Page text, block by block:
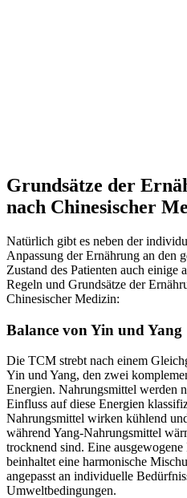
Grundsätze der
nach Chinesischer
Natürlich gibt es neben der
Anpassung der Ernährung an den
Zustand des Patienten auch einige
Regeln und Grundsätze der
Chinesischer Medizin:
Balance von Yin und Yang
Die TCM strebt nach einem
Yin und Yang, den zwei
Energien. Nahrungsmittel werden
Einfluss auf diese Energien
Nahrungsmittel wirken kühlend
während Yang-Nahrungsmittel
trocknend sind. Eine ausgewogene
beinhaltet eine harmonische
angepasst an individuelle
Umweltbedingungen.